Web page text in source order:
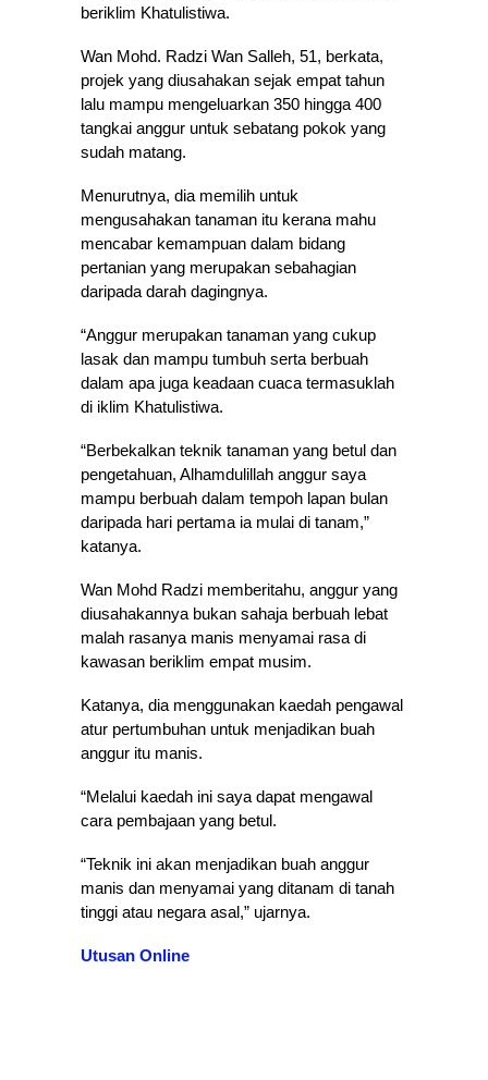
beriklim Khatulistiwa.
Wan Mohd. Radzi Wan Salleh, 51, berkata,
projek yang diusahakan sejak empat tahun
lalu mampu mengeluarkan 350 hingga 400
tangkai anggur untuk sebatang pokok yang
sudah matang.
Menurutnya, dia memilih untuk
mengusahakan tanaman itu kerana mahu
mencabar kemampuan dalam bidang
pertanian yang merupakan sebahagian
daripada darah dagingnya.
“Anggur merupakan tanaman yang cukup
lasak dan mampu tumbuh serta berbuah
dalam apa juga keadaan cuaca termasuklah
di iklim Khatulistiwa.
“Berbekalkan teknik tanaman yang betul dan
pengetahuan, Alhamdulillah anggur saya
mampu berbuah dalam tempoh lapan bulan
daripada hari pertama ia mulai di tanam,”
katanya.
Wan Mohd Radzi memberitahu, anggur yang
diusahakannya bukan sahaja berbuah lebat
malah rasanya manis menyamai rasa di
kawasan beriklim empat musim.
Katanya, dia menggunakan kaedah pengawal
atur pertumbuhan untuk menjadikan buah
anggur itu manis.
“Melalui kaedah ini saya dapat mengawal
cara pembajaan yang betul.
“Teknik ini akan menjadikan buah anggur
manis dan menyamai yang ditanam di tanah
tinggi atau negara asal,” ujarnya.
Utusan Online